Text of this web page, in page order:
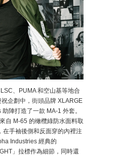
、PUMA 和空山基等地合
企劃中，街頭品牌 XLARGE
陣打造了一款 MA-1 外套。
自 M-65 的橄欖綠防水面料取
在手袖後側和反面穿的內裡注
Industries 經典的
」拉標作為細節，同時還